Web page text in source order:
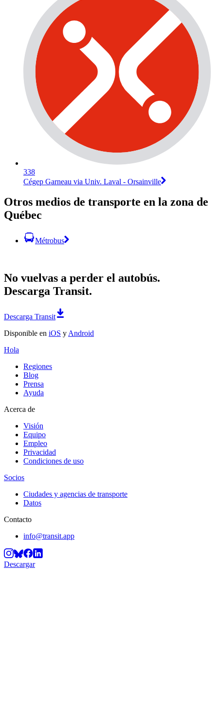
338
Cégep Garneau via Univ. Laval - Orsainville
Otros medios de transporte en la zona de
Québec
Métrobus
No vuelvas a perder el autobús.
Descarga Transit.
Descarga Transit
Disponible en iOS y Android
Hola
Regiones
Blog
Prensa
Ayuda
Acerca de
Visión
Equipo
Empleo
Privacidad
Condiciones de uso
Socios
Ciudades y agencias de transporte
Datos
Contacto
info@transit.app
Descargar